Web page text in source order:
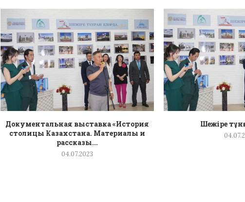
Документальная выставка «История
столицы Казахстана. Материалы и
рассказы...
04.07.2023
Шежіре